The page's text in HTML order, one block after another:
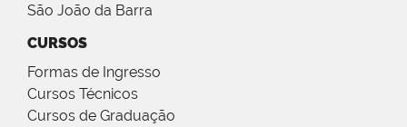
São João da Barra
CURSOS
Formas de Ingresso
Cursos Técnicos
Cursos de Graduação